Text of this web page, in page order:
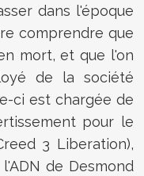
dans l'époque
comprendre que
mort, et que l'on
de la société
ci est chargée de
pour le
3 Liberation),
de Desmond